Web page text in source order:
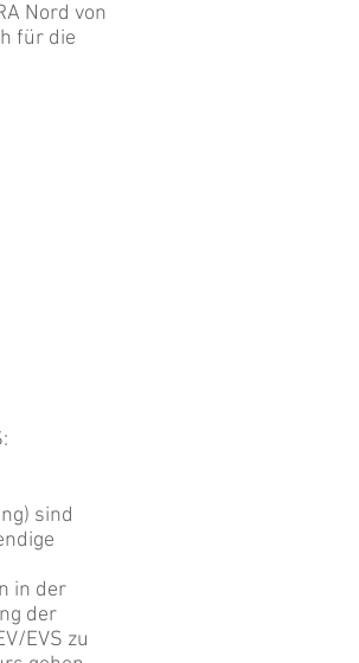
Nord von
für die
sind
in der
der
EVS zu